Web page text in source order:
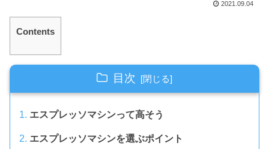
2021.09.04
Contents
目次
エスプレッソマシンって高そう
エスプレッソマシンを選ぶポイント